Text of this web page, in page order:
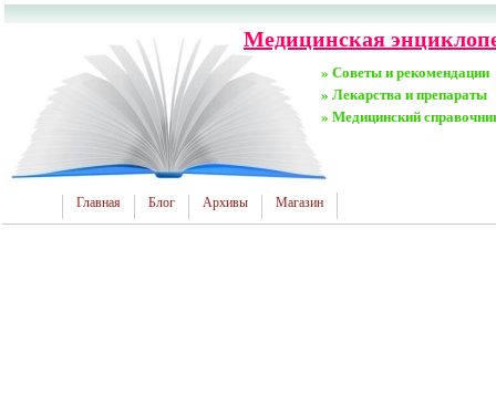
Медицинская
» Советы и рекомендации
» Лекарства и препараты
» Медицинский
Главная Блог Архивы Магазин